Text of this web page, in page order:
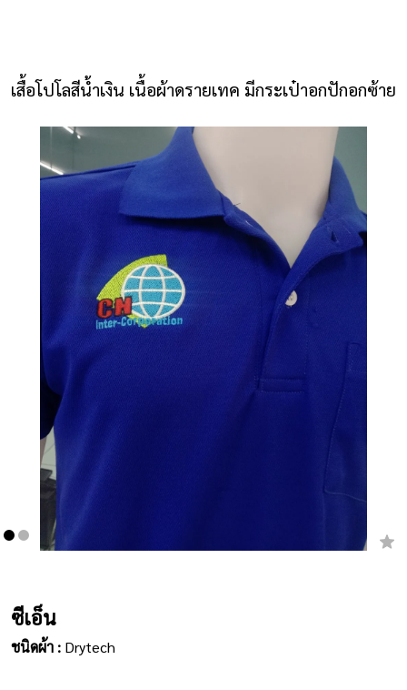
หน้าแรก
รายการโปรด
โปรแกรมออกแบบยูนิฟอร์ม
ยูนิฟอร์ม
เสื้อแจ็คเก็ต
เสื้อยืดคอกลม
กางเกง
ผ้ากันเปื้อน
หมวก
ชุดหมี
เสื้อโปโลสีน้ำเงิน เนื้อผ้าดรายเทค มีกระเป๋าอกปักอกซ้าย
ซีเอ็น
ชนิดผ้า : Drytech